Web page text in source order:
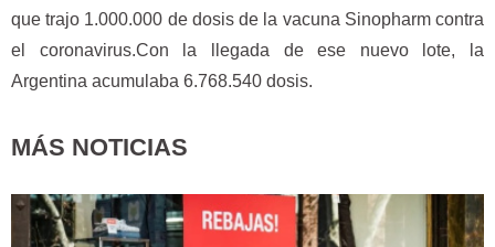
que trajo 1.000.000 de dosis de la vacuna Sinopharm contra
el coronavirus.Con la llegada de ese nuevo lote, la
Argentina acumulaba 6.768.540 dosis.
MÁS NOTICIAS